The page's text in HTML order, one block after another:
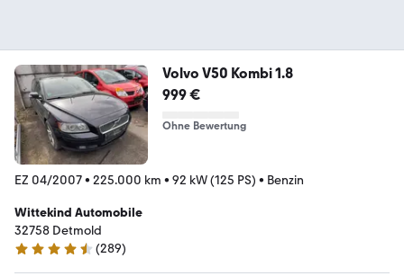
Volvo V50 Kombi 1.8
999 €
Ohne Bewertung
EZ 04/2007• 225.000 km • 92 kW (125 PS) • Benzin
Wittekind Automobile
32758 Detmold
4.4 Sterne
(289)